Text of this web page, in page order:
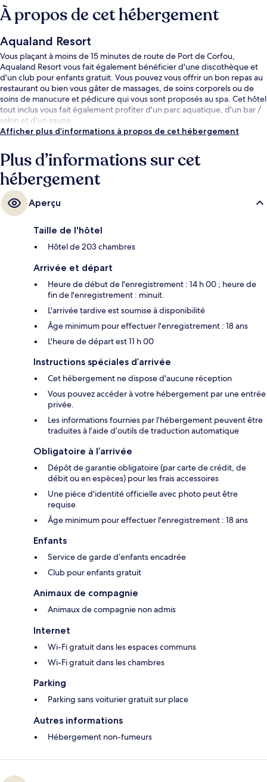
À propos de cet hébergement
Aqualand Resort
Vous plaçant à moins de 15 minutes de route de Port de Corfou,
Aqualand Resort vous fait également bénéficier d'une discothèque et
d'un club pour enfants gratuit. Vous pouvez vous offrir un bon repas au
restaurant ou bien vous gâter de massages, de soins corporels ou de
soins de manucure et pédicure qui vous sont proposés au spa. Cet hôtel
tout inclus vous fait également profiter d'un parc aquatique, d'un bar /
salon et d'un sauna.
Afficher plus d’informations à propos de cet hébergement
Plus d’informations sur cet
hébergement
Aperçu
Taille de l'hôtel
Hôtel de 203 chambres
Arrivée et départ
Heure de début de l'enregistrement : 14 h 00 ; heure de
fin de l'enregistrement : minuit.
L'arrivée tardive est soumise à disponibilité
Âge minimum pour effectuer l'enregistrement : 18 ans
L'heure de départ est 11 h 00
Instructions spéciales d’arrivée
Cet hébergement ne dispose d'aucune réception
Vous pouvez accéder à votre hébergement par une entrée
privée.
Les informations fournies par l’hébergement peuvent être
traduites à l’aide d’outils de traduction automatique
Obligatoire à l’arrivée
Dépôt de garantie obligatoire (par carte de crédit, de
débit ou en espèces) pour les frais accessoires
Une pièce d'identité officielle avec photo peut être
requise
Âge minimum pour effectuer l'enregistrement : 18 ans
Enfants
Service de garde d’enfants encadrée
Club pour enfants gratuit
Animaux de compagnie
Animaux de compagnie non admis
Internet
Wi-Fi gratuit dans les espaces communs
Wi-Fi gratuit dans les chambres
Parking
Parking sans voiturier gratuit sur place
Autres informations
Hébergement non-fumeurs